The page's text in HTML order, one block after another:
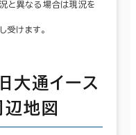
と異なる場合は現況を
けます。
大通イース
辺地図